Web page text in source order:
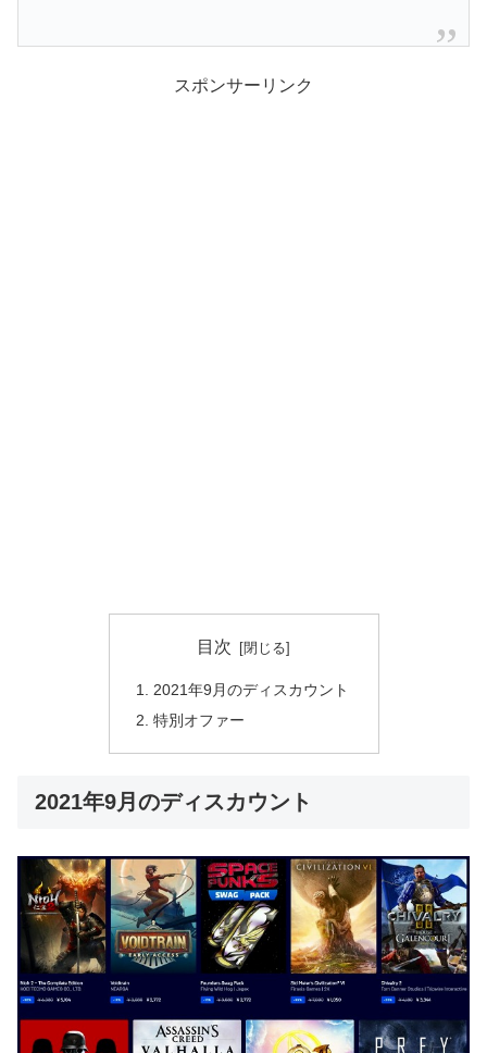
スポンサーリンク
目次
2021年9月のディスカウント
特別オファー
2021年9月のディスカウント